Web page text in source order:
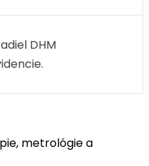
DHM
metrológie a